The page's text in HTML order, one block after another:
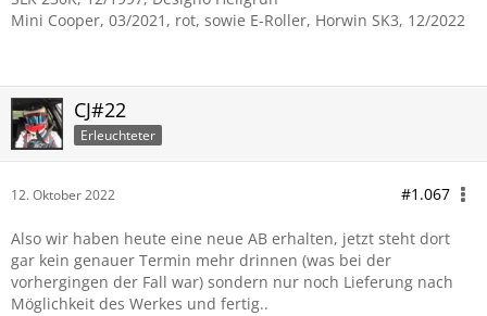
Mini Cooper, 03/2021, rot, sowie E-Roller, Horwin SK3, 12/2022
CJ#22
Erleuchteter
12. Oktober 2022 #1.067
Also wir haben heute eine neue AB erhalten, jetzt steht dort
gar kein genauer Termin mehr drinnen (was bei der
vorhergingen der Fall war) sondern nur noch Lieferung nach
Möglichkeit des Werkes und fertig..